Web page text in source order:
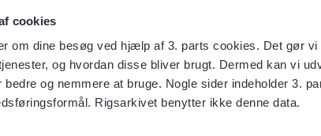
cookies
om dine besøg ved hjælp af 3. parts cookies. Det gør vi
og hvordan disse bliver brugt. Dermed kan vi
og nemmere at bruge. Nogle sider indeholder 3.
Rigsarkivet benytter ikke denne data.